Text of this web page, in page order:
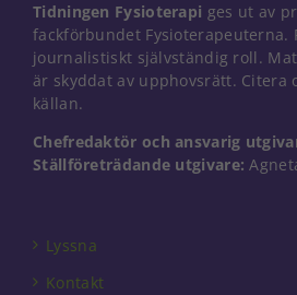
Tidningen Fysioterapi ges ut av
fackförbundet Fysioterapeuterna.
journalistiskt självständig roll.
är skyddat av upphovsrätt. Citera
källan.
Chefredaktör och ansvarig
Ställföreträdande utgivare:
Lyssna
Kontakt